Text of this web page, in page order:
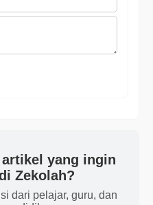
yang ingin
Zekolah?
dari pelajar, guru, dan